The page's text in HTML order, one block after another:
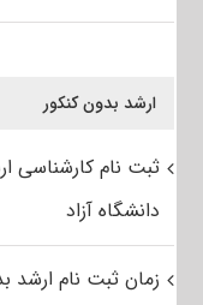
ارشد بدون کنکور
ثبت نام کارشناسی
دانشگاه آزاد
زمان ثبت نام ارشد